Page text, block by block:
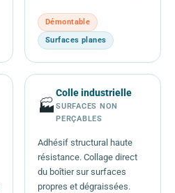
Démontable
Surfaces planes
🏭
Colle industrielle
SURFACES NON
PERÇABLES
Adhésif structural haute
résistance. Collage direct
du boîtier sur surfaces
propres et dégraissées.